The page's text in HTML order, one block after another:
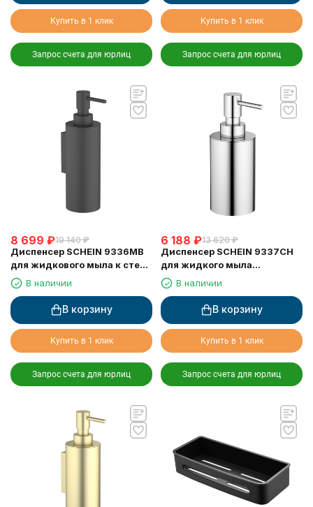
Купить в 1 клик
Запрос счета для юрлиц
Купить в 1 клик
Запрос счета для юрлиц
8 699 ₽19 140 ₽
Диспенсер SCHEIN 9336MB
для жидкового мыла к стене
черныйВ наличии
В корзину
Купить в 1 клик
Запрос счета для юрлиц
6 188 ₽13 620 ₽
Диспенсер SCHEIN 9337CH
для жидкого мыла
настольный хром
В наличии
В корзину
Купить в 1 клик
Запрос счета для юрлиц